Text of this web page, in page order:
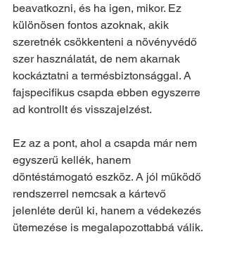
beavatkozni, és ha igen, mikor. Ez
különösen fontos azoknak, akik
szeretnék csökkenteni a növényvédő
szer használatát, de nem akarnak
kockáztatni a termésbiztonsággal. A
fajspecifikus csapda ebben egyszerre
ad kontrollt és visszajelzést.
Ez az a pont, ahol a csapda már nem
egyszerű kellék, hanem
döntéstámogató eszköz. A jól működő
rendszerrel nemcsak a kártevő
jelenléte derül ki, hanem a védekezés
ütemezése is megalapozottabbá válik.